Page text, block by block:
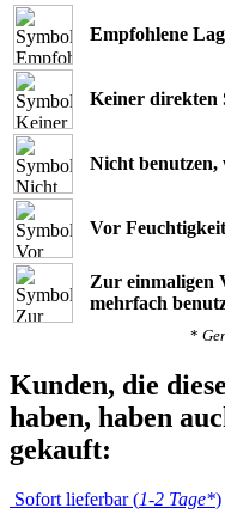
Empfohlene
Keiner direkten
Nicht benutzen,
Vor
Zur einmaligen
mehrfach
*
Kunden, die
haben, haben
gekauft:
Sofort lieferbar (1-2 Tage*)